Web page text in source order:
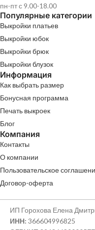
пн-пт с 9.00-18.00
Популярные категории
Выкройки платьев
Выкройки юбок
Выкройки брюк
Выкройки блузок
Информация
Как выбрать размер
Бонусная программа
Печать выкроек
Блог
Компания
Контакты
О компании
Пользовательское
Договор-оферта
ИП Горохова Елена
ИНН: 366604996825